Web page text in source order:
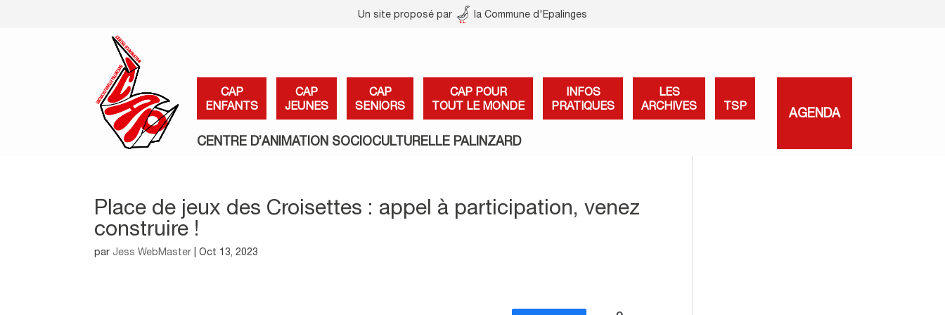
Un site proposé par la Commune d'Epalinges
CAP
ENFANTS
CAP
JEUNES
CAP
SENIORS
CAP POUR
TOUT LE MONDE
INFOS
PRATIQUES
LES
ARCHIVES
TSP
AGENDA
CENTRE D’ANIMATION SOCIOCULTURELLE PALINZARD
Place de jeux des Croisettes : appel à participation, venez
construire !
parJess WebMaster |Oct 13, 2023